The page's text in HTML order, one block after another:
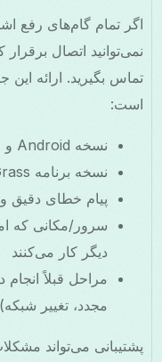
اگر تمام گام‌های رفع
تماس بگیرید. ارائه
است:
نسخه Android و مدل گوشی
نسخه برنامه Free VPN Grass
پیام خطای دقیق
سرور/مکانی که
دیگر کار می‌کنند
مراحل قبلاً انجام
مجدد، تغییر شبکه)
پشتیبانی می‌تواند